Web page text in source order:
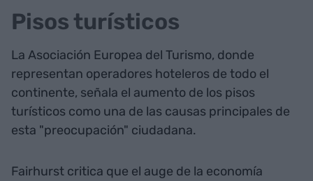
Pisos turísticos
La Asociación Europea del Turismo, donde
representan operadores hoteleros de todo el
continente, señala el aumento de los pisos
turísticos como una de las causas principales de
esta "preocupación" ciudadana.
Fairhurst critica que el auge de la economía